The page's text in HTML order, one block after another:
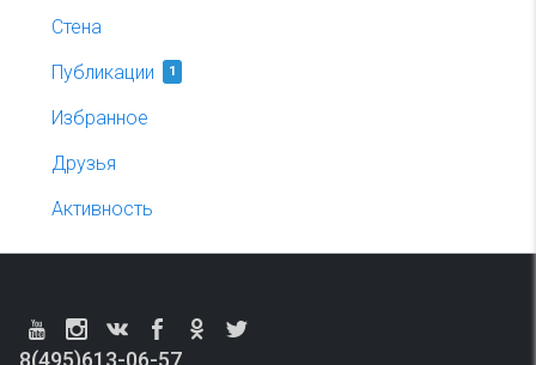
Стена
Публикации
1
Избранное
Друзья
Активность